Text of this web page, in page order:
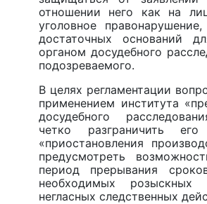
отношении него как на
уголовное
достаточных оснований
органом досудебного
подозреваемого.
В целях регламентации
применением института
досудебного
четко разграничить
«приостановления
предусмотреть
период прерывания
необходимых розыскных
негласных следственных